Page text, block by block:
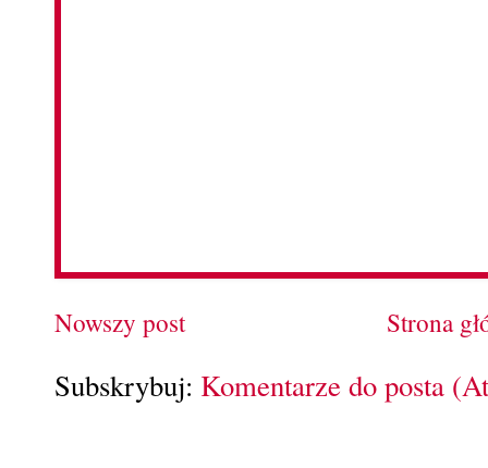
Nowszy post Strona
Subskrybuj: Komentarze do posta